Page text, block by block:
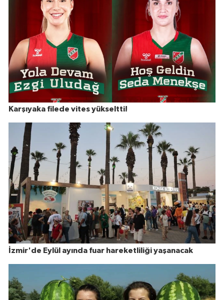
Karşıyaka filede vites yükseltti!
İzmir'de Eylül ayında fuar hareketliliği yaşanacak